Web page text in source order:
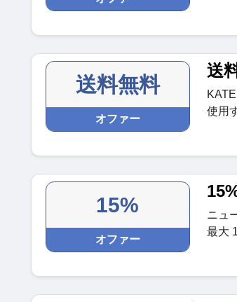
送料無料
オファー
送
使用
15%
オファー
ニュ
最大